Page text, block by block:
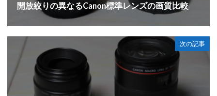
開放絞りの異なるCanon標準レンズの画質比較
次の記事